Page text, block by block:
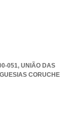
051, UNIÃO DAS
CORUCHE